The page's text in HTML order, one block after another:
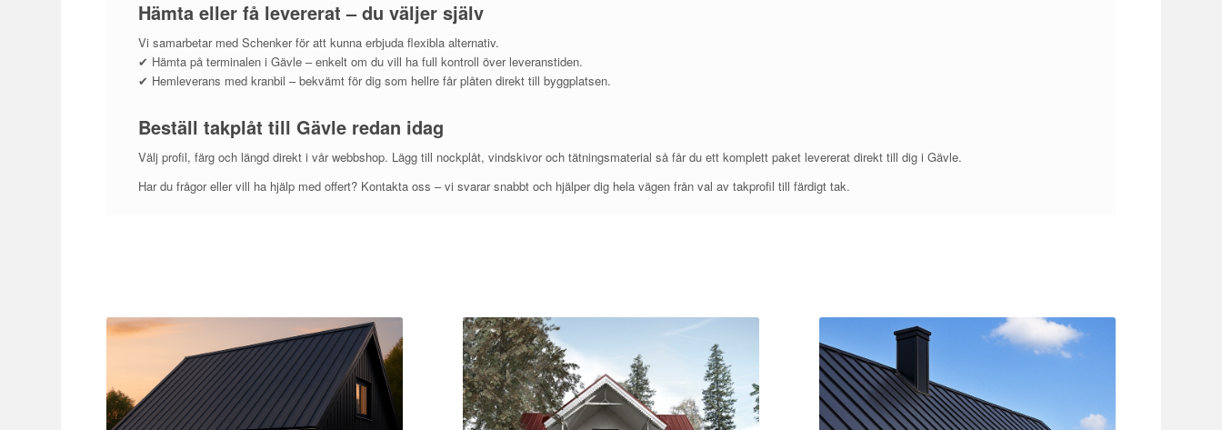
Hämta eller få levererat – du väljer själv
Vi samarbetar med Schenker för att kunna erbjuda flexibla alternativ.
✔ Hämta på terminalen i Gävle – enkelt om du vill ha full kontroll över leveranstiden.
✔ Hemleverans med kranbil – bekvämt för dig som hellre får plåten direkt till byggplatsen.
Beställ takplåt till Gävle redan idag
Välj profil, färg och längd direkt i vår webbshop. Lägg till nockplåt, vindskivor och tätningsmaterial så får du ett komplett paket levererat direkt till dig i Gävle.
Har du frågor eller vill ha hjälp med offert? Kontakta oss – vi svarar snabbt och hjälper dig hela vägen från val av takprofil till färdigt tak.